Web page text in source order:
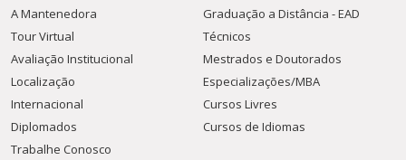
A Mantenedora
Tour Virtual
Avaliação Institucional
Localização
Internacional
Diplomados
Trabalhe Conosco
Graduação a Distância - EAD
Técnicos
Mestrados e Doutorados
Especializações/MBA
Cursos Livres
Cursos de Idiomas